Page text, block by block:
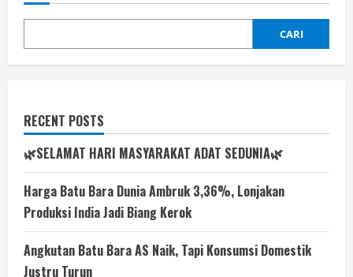
CARI
RECENT POSTS
🌿SELAMAT HARI MASYARAKAT ADAT SEDUNIA🌿
Harga Batu Bara Dunia Ambruk 3,36%, Lonjakan
Produksi India Jadi Biang Kerok
Angkutan Batu Bara AS Naik, Tapi Konsumsi Domestik
Justru Turun